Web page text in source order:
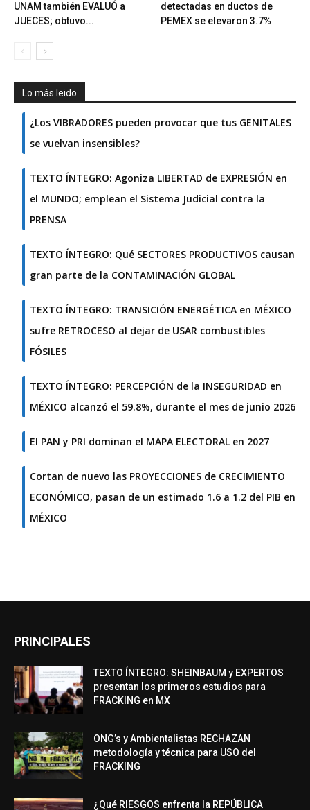
UNAM también EVALUÓ a
JUECES; obtuvo...
detectadas en ductos de
PEMEX se elevaron 3.7%
Lo más leido
¿Los VIBRADORES pueden provocar que tus GENITALES
se vuelvan insensibles?
TEXTO ÍNTEGRO: Agoniza LIBERTAD de EXPRESIÓN en
el MUNDO; emplean el Sistema Judicial contra la
PRENSA
TEXTO ÍNTEGRO: Qué SECTORES PRODUCTIVOS causan
gran parte de la CONTAMINACIÓN GLOBAL
TEXTO ÍNTEGRO: TRANSICIÓN ENERGÉTICA en MÉXICO
sufre RETROCESO al dejar de USAR combustibles
FÓSILES
TEXTO ÍNTEGRO: PERCEPCIÓN de la INSEGURIDAD en
MÉXICO alcanzó el 59.8%, durante el mes de junio 2026
El PAN y PRI dominan el MAPA ELECTORAL en 2027
Cortan de nuevo las PROYECCIONES de CRECIMIENTO
ECONÓMICO, pasan de un estimado 1.6 a 1.2 del PIB en
MÉXICO
PRINCIPALES
TEXTO ÍNTEGRO: SHEINBAUM y EXPERTOS
presentan los primeros estudios para
FRACKING en MX
ONG’s y Ambientalistas RECHAZAN
metodología y técnica para USO del
FRACKING
¿Qué RIESGOS enfrenta la REPÚBLICA